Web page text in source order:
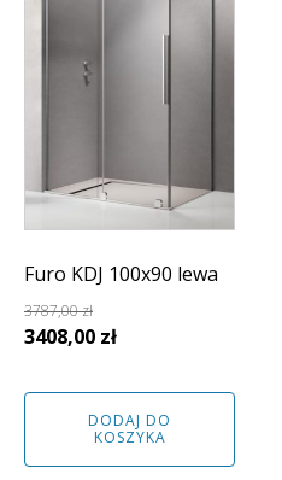
Furo KDJ 100x90 lewa
3787,00zł
Pierwotna
wynosiła:
3787,00 zł.
3408,00 złAktualna
wynosi:
3408,00 zł.
DODAJ DO
KOSZYKA